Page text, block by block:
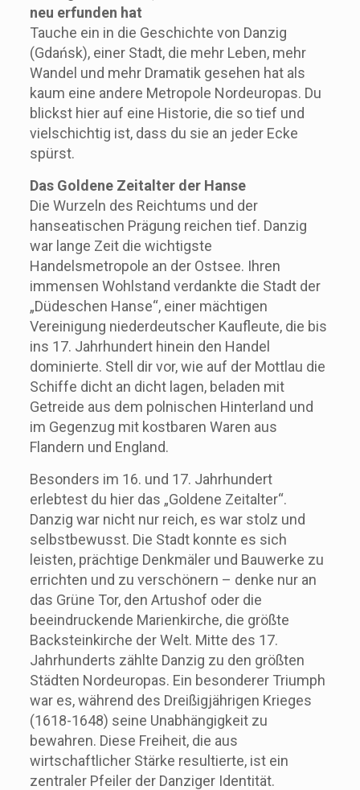
neu erfunden hat
Tauche ein in die Geschichte von Danzig
(Gdańsk), einer Stadt, die mehr Leben, mehr
Wandel und mehr Dramatik gesehen hat als
kaum eine andere Metropole Nordeuropas. Du
blickst hier auf eine Historie, die so tief und
vielschichtig ist, dass du sie an jeder Ecke
spürst.
Das Goldene Zeitalter der Hanse
Die Wurzeln des Reichtums und der
hanseatischen Prägung reichen tief. Danzig
war lange Zeit die wichtigste
Handelsmetropole an der Ostsee. Ihren
immensen Wohlstand verdankte die Stadt der
„Düdeschen Hanse“, einer mächtigen
Vereinigung niederdeutscher Kaufleute, die bis
ins 17. Jahrhundert hinein den Handel
dominierte. Stell dir vor, wie auf der Mottlau die
Schiffe dicht an dicht lagen, beladen mit
Getreide aus dem polnischen Hinterland und
im Gegenzug mit kostbaren Waren aus
Flandern und England.
Besonders im 16. und 17. Jahrhundert
erlebtest du hier das „Goldene Zeitalter“.
Danzig war nicht nur reich, es war stolz und
selbstbewusst. Die Stadt konnte es sich
leisten, prächtige Denkmäler und Bauwerke zu
errichten und zu verschönern – denke nur an
das Grüne Tor, den Artushof oder die
beeindruckende Marienkirche, die größte
Backsteinkirche der Welt. Mitte des 17.
Jahrhunderts zählte Danzig zu den größten
Städten Nordeuropas. Ein besonderer Triumph
war es, während des Dreißigjährigen Krieges
(1618-1648) seine Unabhängigkeit zu
bewahren. Diese Freiheit, die aus
wirtschaftlicher Stärke resultierte, ist ein
zentraler Pfeiler der Danziger Identität.